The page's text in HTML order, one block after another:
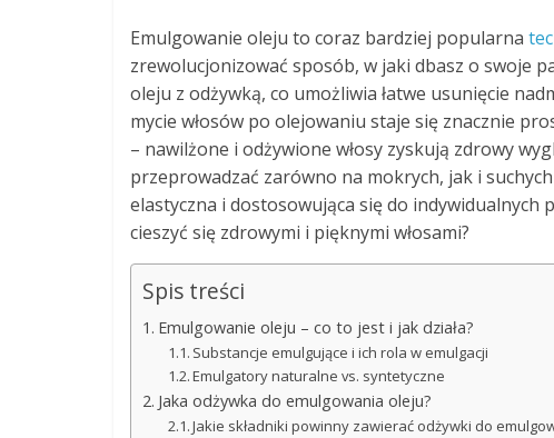
Emulgowanie oleju to coraz bardziej popularna
zrewolucjonizować sposób, w jaki dbasz o swoje
oleju z odżywką, co umożliwia łatwe usunięcie
mycie włosów po olejowaniu staje się znacznie
– nawilżone i odżywione włosy zyskują zdrowy
przeprowadzać zarówno na mokrych, jak i suchych
elastyczna i dostosowująca się do indywidualnych
cieszyć się zdrowymi i pięknymi włosami?
Spis treści
Emulgowanie oleju – co to jest i jak działa?
Substancje emulgujące i ich rola w emulgacji
Emulgatory naturalne vs. syntetyczne
Jaka odżywka do emulgowania oleju?
Jakie składniki powinny zawierać odżywki do